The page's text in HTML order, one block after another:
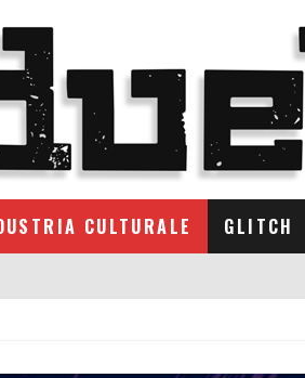
CULTURALE GLITCH